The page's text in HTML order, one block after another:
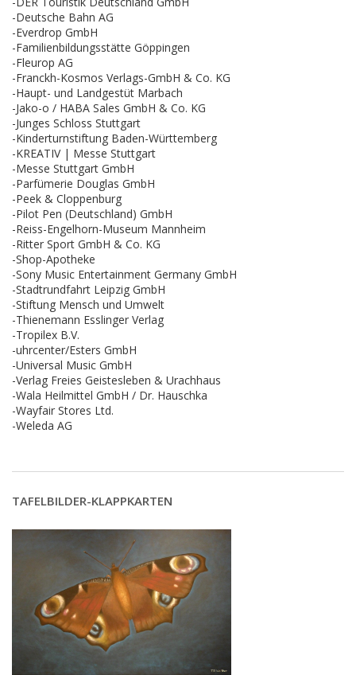
-Deutsche Bahn AG
-Everdrop GmbH
-Familienbildungsstätte Göppingen
-Fleurop AG
-Franckh-Kosmos Verlags-GmbH & Co. KG
-Haupt- und Landgestüt Marbach
-Jako-o / HABA Sales GmbH & Co. KG
-Junges Schloss Stuttgart
-Kinderturnstiftung Baden-Württemberg
-KREATIV | Messe Stuttgart
-Messe Stuttgart GmbH
-Parfümerie Douglas GmbH
-Peek & Cloppenburg
-Pilot Pen (Deutschland) GmbH
-Reiss-Engelhorn-Museum Mannheim
-Ritter Sport GmbH & Co. KG
-Shop-Apotheke
-Sony Music Entertainment Germany GmbH
-Stadtrundfahrt Leipzig GmbH
-Stiftung Mensch und Umwelt
-Thienemann Esslinger Verlag
-Tropilex B.V.
-uhrcenter/Esters GmbH
-Universal Music GmbH
-Verlag Freies Geistesleben & Urachhaus
-Wala Heilmittel GmbH / Dr. Hauschka
-Wayfair Stores Ltd.
-Weleda AG
TAFELBILDER-KLAPPKARTEN